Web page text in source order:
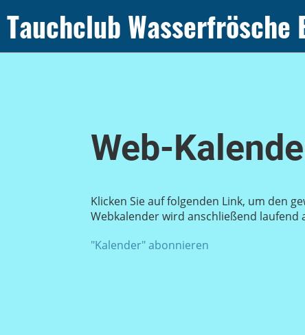
Tauchclub Wasserfrösche
Web-
Klicken Sie auf folgenden Link, um den
Webkalender wird anschließend
"Kalender" abonnieren